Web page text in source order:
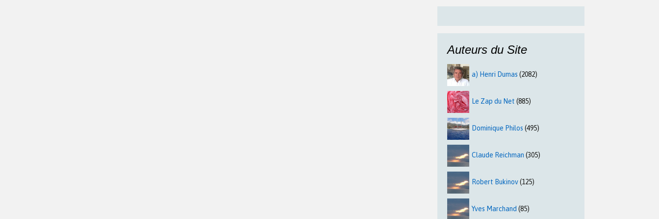
Auteurs du Site
a) Henri Dumas (2082)
Le Zap du Net (885)
Dominique Philos (495)
Claude Reichman (305)
Robert Bukinov(125)
Yves Marchand (85)